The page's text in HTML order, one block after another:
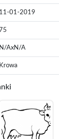
11-01-2019
75
N/AxN/A
Krowa